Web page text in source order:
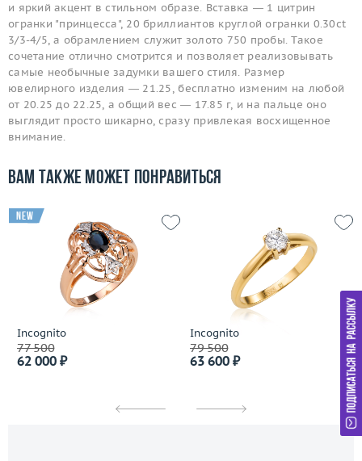
и яркий акцент в стильном образе. Вставка — 1 цитрин
огранки "принцесса", 20 бриллиантов круглой огранки 0.30ct
3/3-4/5, а обрамлением служит золото 750 пробы. Такое
сочетание отлично смотрится и позволяет реализовывать
самые необычные задумки вашего стиля. Размер
ювелирного изделия — 21.25, бесплатно изменим на любой
от 20.25 до 22.25, а общий вес — 17.85 г, и на пальце оно
выглядит просто шикарно, сразу привлекая восхищенное
внимание.
Вам также может понравиться
Incognito
77 500
62 000 ₽
new
Incognito
79 500
63 600 ₽